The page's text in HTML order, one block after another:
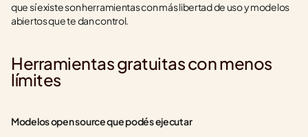
que sí existe son herramientas con más libertad de uso y modelos
abiertos que te dan control.
Herramientas gratuitas con menos
límites
Modelos open source que podés ejecutar